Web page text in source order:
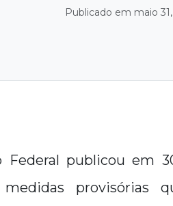
Publicado em maio
Federal publicou em
provisórias